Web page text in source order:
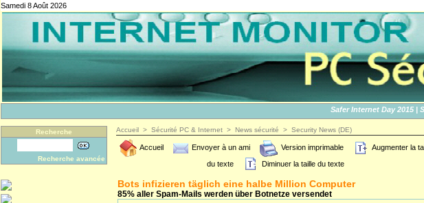
Samedi 8 Août 2026
Safer Internet Day 2015 |
Recherche
Recherche avancée
Accueil > Sécurité PC & Internet > News sécurité > Security News (DE)
Accueil Envoyer à un ami Version imprimable
Augmenter la
du texte
Diminuer la taille du texte
Bots infizieren täglich eine halbe Million Computer
85% aller Spam-Mails werden über Botnetze versendet